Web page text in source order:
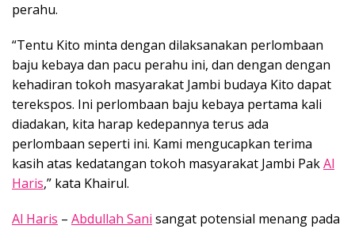
perahu.
“Tentu Kito minta dengan dilaksanakan perlombaan
baju kebaya dan pacu perahu ini, dan dengan dengan
kehadiran tokoh masyarakat Jambi budaya Kito dapat
terekspos. Ini perlombaan baju kebaya pertama kali
diadakan, kita harap kedepannya terus ada
perlombaan seperti ini. Kami mengucapkan terima
kasih atas kedatangan tokoh masyarakat Jambi PakAl
Haris,” kata Khairul.
Al Haris – Abdullah Sani sangat potensial menang pada